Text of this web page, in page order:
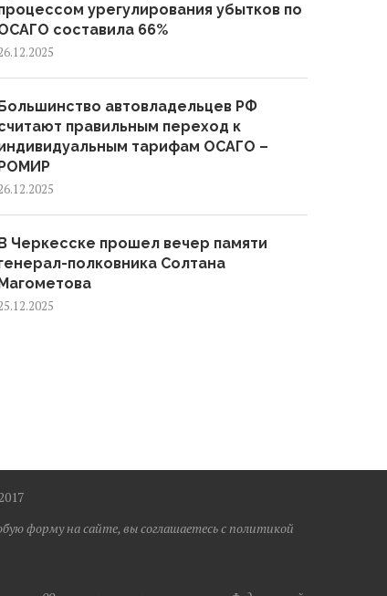
урегулирования убытков по
составила 66%
автовладельцев РФ
правильным переход к
тарифам ОСАГО –
Черкесске прошел вечер памяти
полковника Солтана
форму на сайте, вы соглашаетесь с политикой